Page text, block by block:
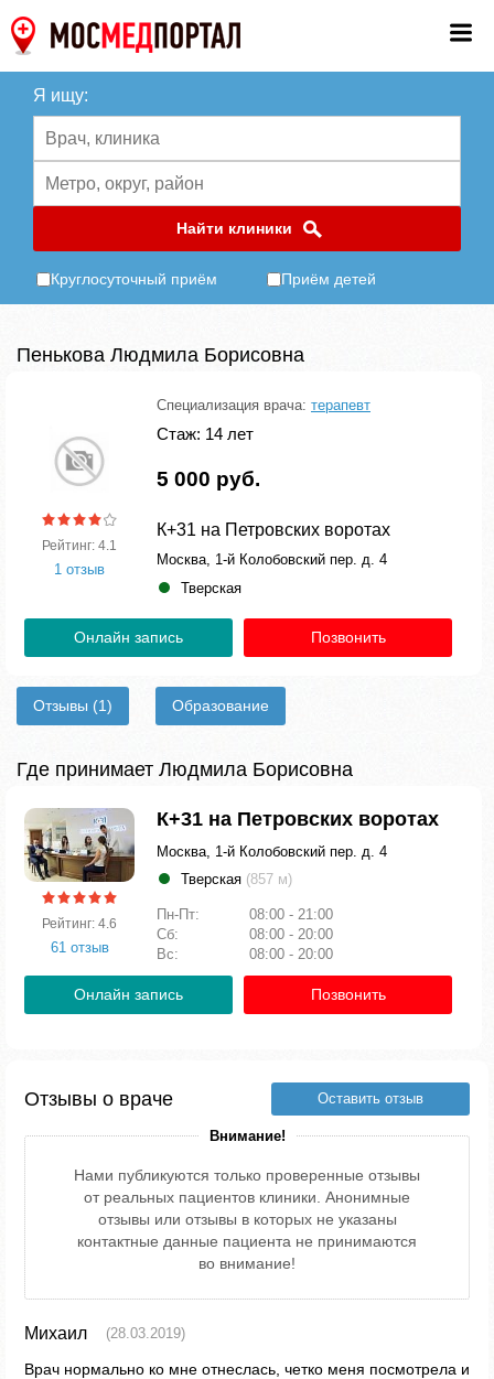
Я ищу:
Найти клиники
Круглосуточный приём Приём детей
Пенькова Людмила Борисовна
Рейтинг: 4.1
1 отзыв
Специализация врача: терапевт
Стаж: 14 лет
5 000 руб.
К+31 на Петровских воротах
Москва, 1-й Колобовский пер. д. 4
Тверская
Онлайн запись Позвонить
Отзывы (1) Образование
Где принимает Людмила Борисовна
Рейтинг: 4.6
61 отзыв
К+31 на Петровских воротах
Москва, 1-й Колобовский пер. д. 4
Тверская (857 м)
Пн-Пт:
08:00 - 21:00
Сб:
08:00 - 20:00
Вс:
08:00 - 20:00
Онлайн запись Позвонить
Отзывы о враче Оставить отзыв
Внимание!
Нами публикуются только проверенные отзывы
от реальных пациентов клиники. Анонимные
отзывы или отзывы в которых не указаны
контактные данные пациента не принимаются
во внимание!
Михаил (28.03.2019)
Врач нормально ко мне отнеслась, четко меня посмотрела и